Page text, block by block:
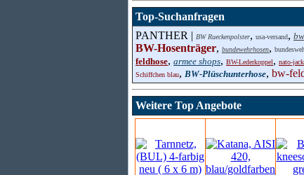
Top-Suchanfragen
PANTHER | BW Rueckenpolster, usa-versand,
BW-Hosenträger, bundewehrhosen,
feldhose, armee shops, BW-Lederkoppel, nato-
Schiffchen blau, BW-Plüschunterhose, bw-
Weitere Top Angebote